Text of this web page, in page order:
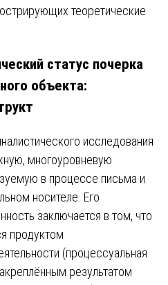
теоретические
статус почерка
объекта:
исследования
многоуровневую
в процессе письма и
носителе. Его
заключается в том, что
продуктом
(процессуальная
результатом